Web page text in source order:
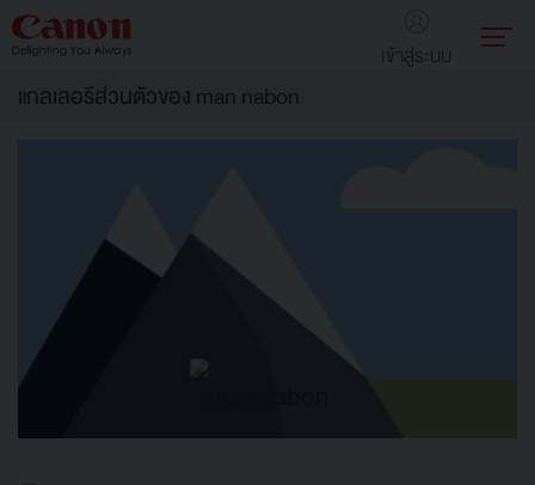
เข้าสู่ระบบ
แกลเลอรีส่วนตัวของ man nabon